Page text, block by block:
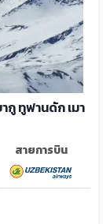
กู ทูฟานดัก เมา
สายการบิน